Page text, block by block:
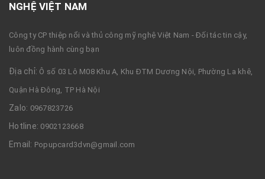
NGHỆ VIỆT NAM
Công ty CP thiệp nổi và thủ công mỹ nghệ Việt Nam - Đối tác tin cậy,
luôn đồng hành cùng bạn
Địa chỉ: Ô số 03 Lô M08 Khu A, Khu ĐTM Dương Nội, Phường La khê,
Quận Hà Đông, TP Hà Nội
Zalo: 0967823726
Hotline: 0902123668
Email: Popupcard3dvn@gmail.com